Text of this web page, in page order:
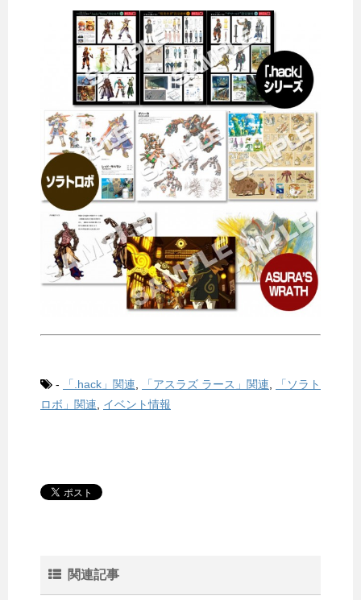
- 「.hack」関連 「アスラズ ラース」関連
「ソラト
ロボ」関連
イベント情報
関連記事